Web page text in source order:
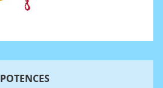
POTENCES